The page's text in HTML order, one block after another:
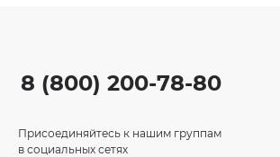
8 (800) 200-78-80
Присоединяйтесь к нашим группам
в социальных сетях